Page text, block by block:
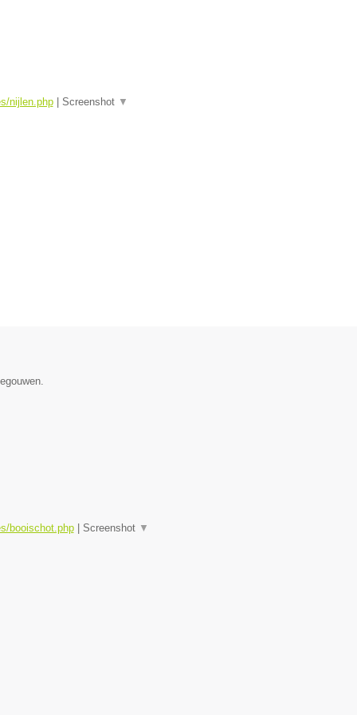
nijlen.php| Screenshot ▼
booischot.php| Screenshot ▼